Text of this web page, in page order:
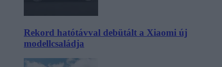
Rekord hatótávval debütált a Xiaomi új
modellcsaládja